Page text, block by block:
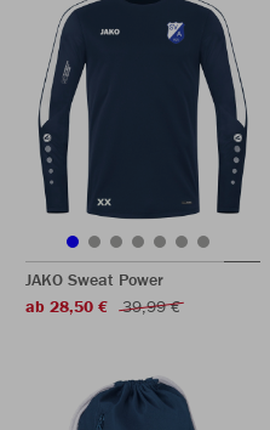
JAKO Sweat Power
ab 28,50 €
39,99 €